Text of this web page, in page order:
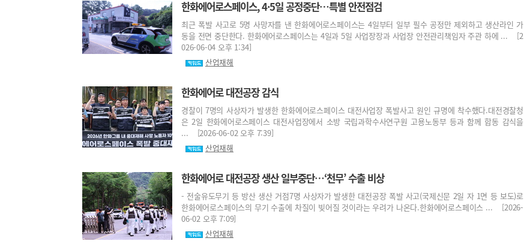
한화에어로스페이스, 4·5일 공정중단…특별 안전점검
최근 폭발 사고로 5명 사망자를 낸 한화에어로스페이스는 4일부터 일부 필수 공정만 제외하고 생산라인 가
동을 전면 중단한다. 한화에어로스페이스는 4일과 5일 사업장장과 사업장 안전관리책임자 주관 하에 ... [2
026-06-04 오후 1:34]
산업재해
한화에어로 대전공장 감식
경찰이 7명의 사상자가 발생한 한화에어로스페이스 대전사업장 폭발사고 원인 규명에 착수했다.대전경찰청
은 2일 한화에어로스페이스 대전사업장에서 소방 국립과학수사연구원 고용노동부 등과 함께 합동 감식을
... [2026-06-02 오후 7:39]
산업재해
한화에어로 대전공장 생산 일부중단…‘천무’ 수출 비상
- 전술유도무기 등 방산 생산 거점7명 사상자가 발생한 대전공장 폭발 사고(국제신문 2일 자 1면 등 보도)로
한화에어로스페이스의 무기 수출에 차질이 빚어질 것이라는 우려가 나온다.한화에어로스페이스 ... [2026-
06-02 오후 7:09]
산업재해